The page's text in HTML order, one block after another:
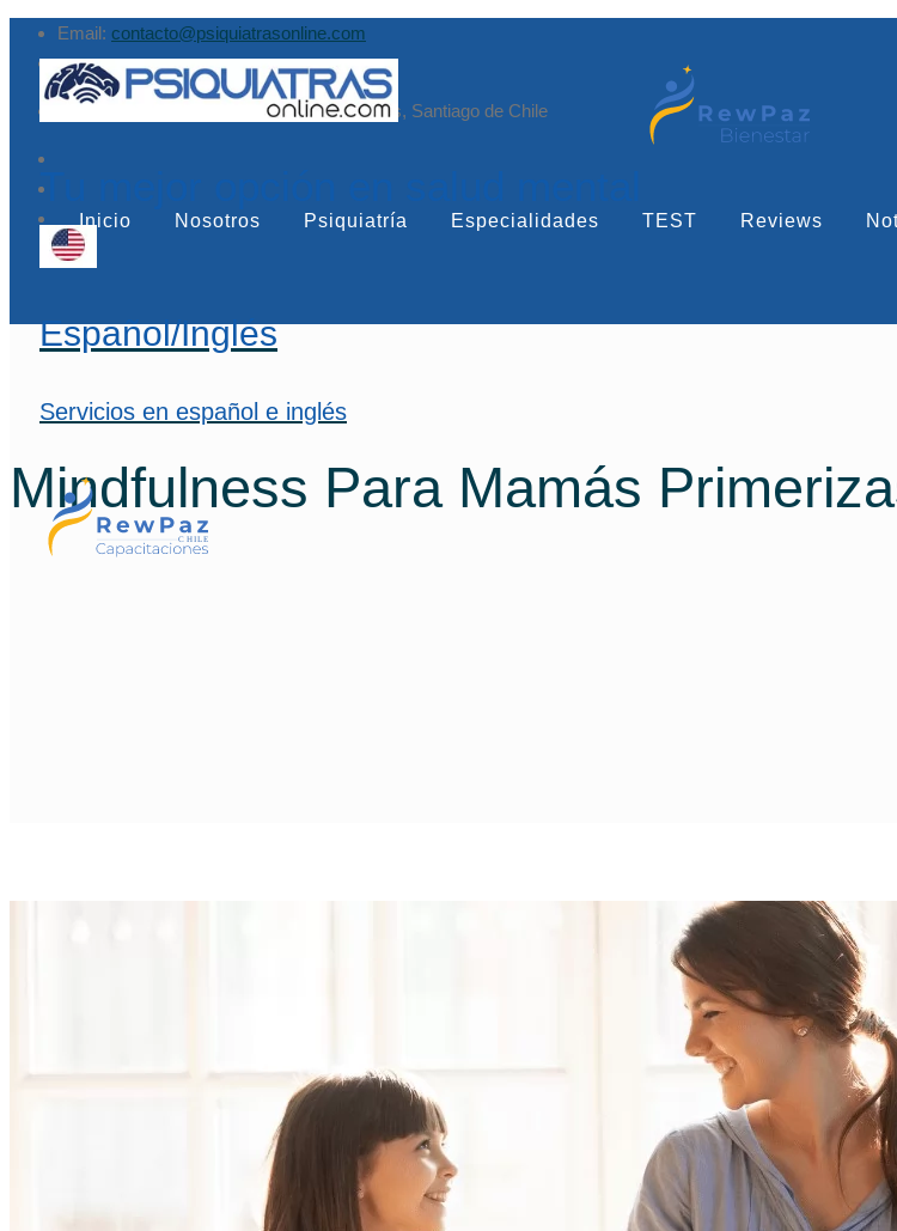
Email: contacto@psiquiatrasonline.com
Augusto Leguía Sur 79, of. 407, Las Condes, Santiago de Chile
Tu mejor opción en salud mental
Español/Inglés
Servicios en español e inglés
Inicio Nosotros Psiquiatría Especialidades TEST Reviews
Mindfulness Para Mamás